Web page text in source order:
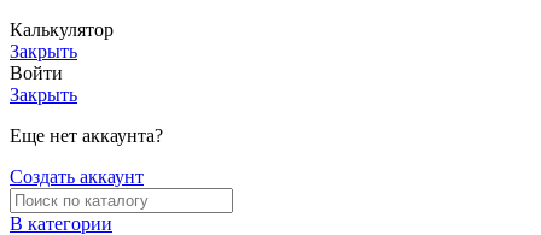
Калькулятор
Закрыть
Войти
Закрыть
Еще нет аккаунта?
Создать аккаунт
В категории